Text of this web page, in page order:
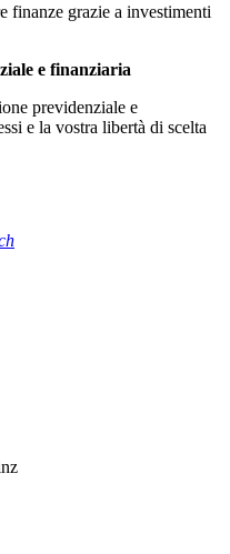
finanze grazie a investimenti
e finanziaria
previdenziale e
e la vostra libertà di scelta